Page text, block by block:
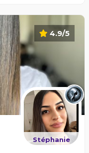
4.9/5
Stéphanie